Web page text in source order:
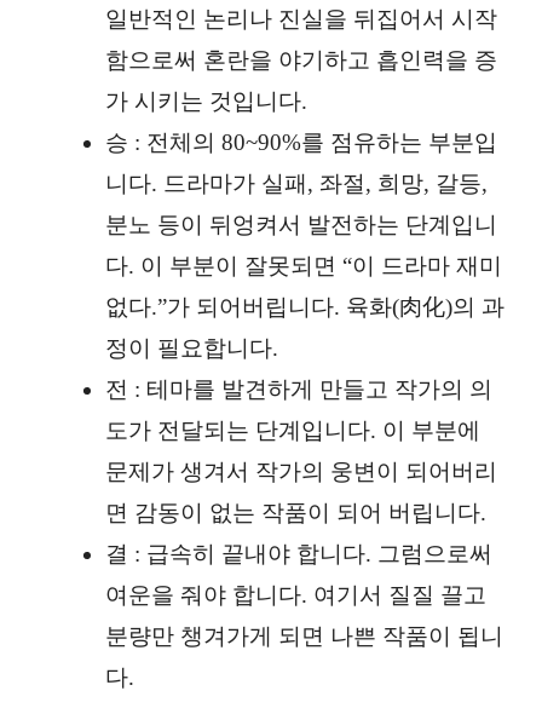
일반적인 논리나 진실을 뒤집어서 시작
함으로써 혼란을 야기하고 흡인력을 증
가 시키는 것입니다.
승 : 전체의 80~90%를 점유하는 부분입
니다. 드라마가 실패, 좌절, 희망, 갈등,
분노 등이 뒤엉켜서 발전하는 단계입니
다. 이 부분이 잘못되면 “이 드라마 재미
없다.”가 되어버립니다. 육화(肉化)의 과
정이 필요합니다.
전 : 테마를 발견하게 만들고 작가의 의
도가 전달되는 단계입니다. 이 부분에
문제가 생겨서 작가의 웅변이 되어버리
면 감동이 없는 작품이 되어 버립니다.
결 : 급속히 끝내야 합니다. 그럼으로써
여운을 줘야 합니다. 여기서 질질 끌고
분량만 챙겨가게 되면 나쁜 작품이 됩니
다.